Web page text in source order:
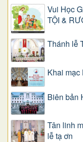
Vui Học
TỘI &
Thánh lễ
Khai mạc
Biên bản
Tân linh
lễ tạ ơn